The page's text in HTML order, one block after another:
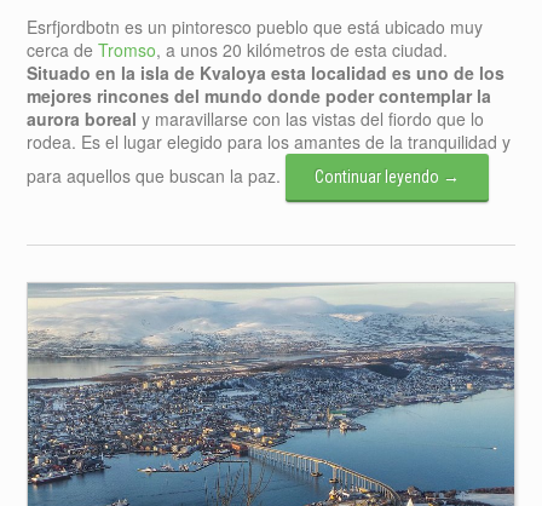
LOCALIDAD
DE
ERSFJORDBOTN
Esrfjordbotn es un pintoresco pueblo que está ubicado muy
cerca deTromso, a unos 20 kilómetros de esta ciudad.
Situado en la isla de Kvaloya esta localidad es uno de los
mejores rincones del mundo donde poder contemplar la
aurora boreal y maravillarse con las vistas del fiordo que lo
rodea. Es el lugar elegido para los amantes de la tranquilidad y
para aquellos que buscan la paz.
Continuar leyendo →